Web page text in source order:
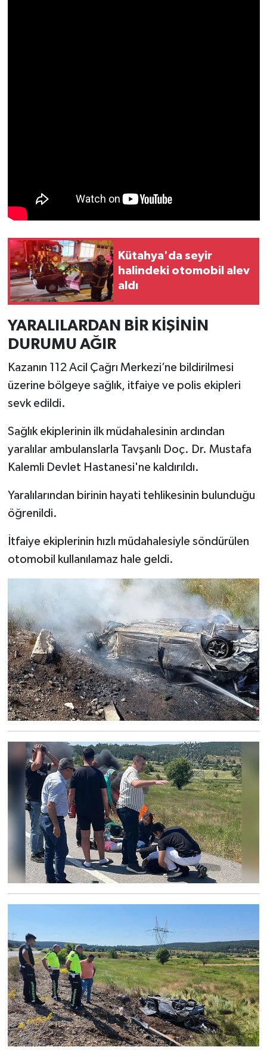
Kütahya'da seyir
halindeki otomobil alev
aldı
YARALILARDAN BİR KİŞİNİN
DURUMU AĞIR
Kazanın 112 Acil Çağrı Merkezi’ne bildirilmesi
üzerine bölgeye sağlık, itfaiye ve polis ekipleri
sevk edildi.
Sağlık ekiplerinin ilk müdahalesinin ardından
yaralılar ambulanslarla Tavşanlı Doç. Dr. Mustafa
Kalemli Devlet Hastanesi'ne kaldırıldı.
Yaralılarından birinin hayati tehlikesinin bulunduğu
öğrenildi.
İtfaiye ekiplerinin hızlı müdahalesiyle söndürülen
otomobil kullanılamaz hale geldi.
Tavşanlı
Türkiye
Video Galeri
Yaşam
Yemek Tarifleri